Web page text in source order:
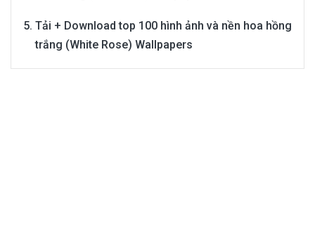
Tải + Download top 100 hình ảnh và nền hoa hồng
trắng (White Rose) Wallpapers